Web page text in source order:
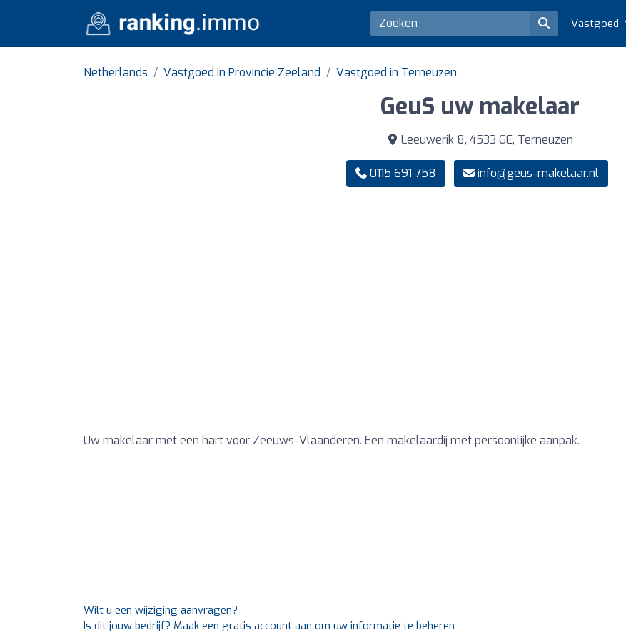
Vastgoed
Netherlands Vastgoed in Provincie Zeeland Vastgoed in Terneuzen
GeuS uw makelaar
Leeuwerik 8, 4533 GE, Terneuzen
0115 691 758 info@geus-makelaar.nl
Uw makelaar met een hart voor Zeeuws-Vlaanderen. Een makelaardij met persoonlijke aanpak.
Wilt u een wijziging aanvragen?
Is dit jouw bedrijf? Maak een gratis account aan om uw informatie te beheren